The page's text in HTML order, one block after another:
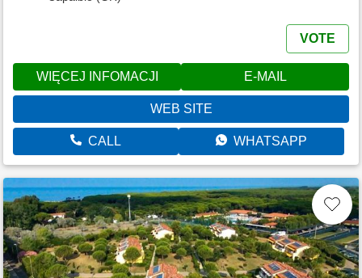
VOTE
WIĘCEJ INFOMACJI E-MAIL
WEB SITE
CALL WHATSAPP